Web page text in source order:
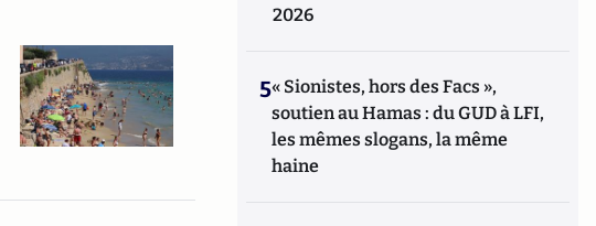
2026
5« Sionistes, hors des Facs »,
soutien au Hamas : du GUD à LFI,
les mêmes slogans, la même
haine